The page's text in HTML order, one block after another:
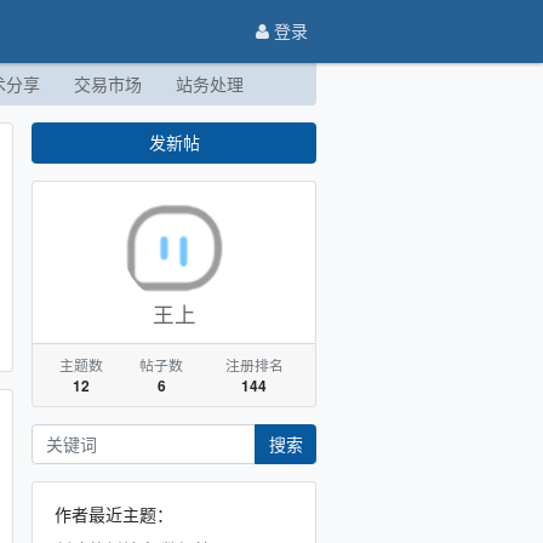
登录
分享 交易市场 站务处理
发新帖
王上
主题数
12
帖子数
6
注册排名
144
搜索
作者最近主题：